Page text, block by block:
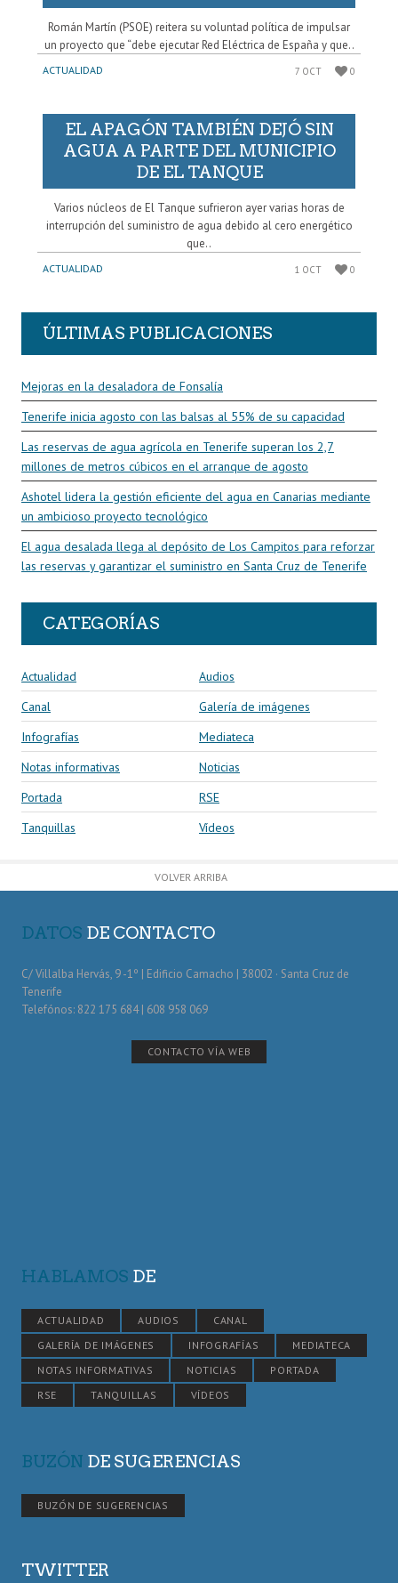
Román Martín (PSOE) reitera su voluntad política de impulsar
un proyecto que “debe ejecutar Red Eléctrica de España y que..
ACTUALIDAD 7 OCT 0
EL APAGÓN TAMBIÉN DEJÓ SIN
AGUA A PARTE DEL MUNICIPIO
DE EL TANQUE
Varios núcleos de El Tanque sufrieron ayer varias horas de
interrupción del suministro de agua debido al cero energético
que..
ACTUALIDAD 1 OCT 0
ÚLTIMAS PUBLICACIONES
Mejoras en la desaladora de Fonsalía
Tenerife inicia agosto con las balsas al 55% de su capacidad
Las reservas de agua agrícola en Tenerife superan los 2,7
millones de metros cúbicos en el arranque de agosto
Ashotel lidera la gestión eficiente del agua en Canarias mediante
un ambicioso proyecto tecnológico
El agua desalada llega al depósito de Los Campitos para reforzar
las reservas y garantizar el suministro en Santa Cruz de Tenerife
CATEGORÍAS
Actualidad
Audios
Canal
Galería de imágenes
Infografías
Mediateca
Notas informativas
Noticias
Portada
RSE
Tanquillas
Vídeos
VOLVER ARRIBA
DATOS DE CONTACTO
C/ Villalba Hervás, 9 -1º | Edificio Camacho | 38002 · Santa Cruz de
Tenerife
Telefónos: 822 175 684 | 608 958 069
CONTACTO VÍA WEB
HABLAMOS DE
ACTUALIDAD AUDIOS
CANAL
GALERÍA DE IMÁGENES
INFOGRAFÍAS
MEDIATECA
NOTAS INFORMATIVAS
NOTICIAS
PORTADA
RSE
TANQUILLAS VÍDEOS
BUZÓN DE SUGERENCIAS
BUZÓN DE SUGERENCIAS
TWITTER